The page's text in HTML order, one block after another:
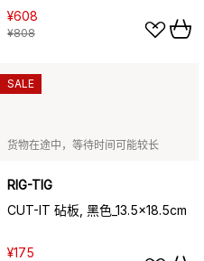
¥608
¥808
货物在途中，等待时间可能较长
RIG-TIG
CUT-IT 砧板, 黑色_13.5x18.5cm
¥175
SALE